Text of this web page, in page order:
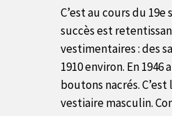
C’est au cours du
succès est
vestimentaires : des
1910 environ. En
boutons nacrés.
vestiaire masculin.